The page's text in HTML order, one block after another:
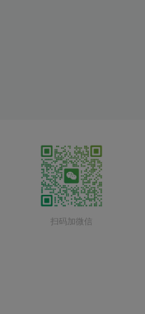
扫码加微信